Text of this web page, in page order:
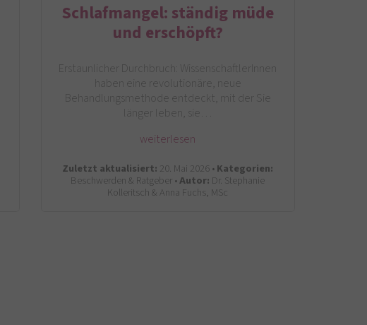
Schlafmangel: ständig müde
und erschöpft?
Erstaunlicher Durchbruch: WissenschaftlerInnen
haben eine revolutionäre, neue
Behandlungsmethode entdeckt, mit der Sie
länger leben, sie…
weiterlesen
Zuletzt aktualisiert: 20. Mai 2026 •Kategorien:
Beschwerden & Ratgeber •Autor: Dr. Stephanie
Kolleritsch & Anna Fuchs, MSc